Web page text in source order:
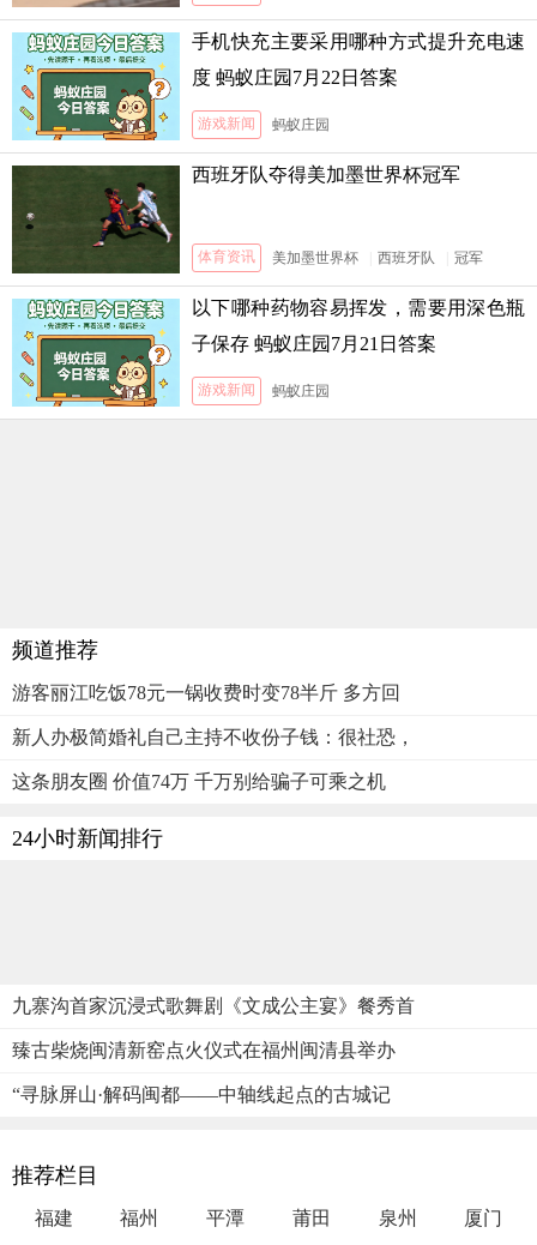
手机快充主要采用哪种方式提升充电速
度 蚂蚁庄园7月22日答案
游戏新闻 蚂蚁庄园
西班牙队夺得美加墨世界杯冠军
体育资讯 美加墨世界杯 西班牙队 冠军
以下哪种药物容易挥发，需要用深色瓶
子保存 蚂蚁庄园7月21日答案
游戏新闻 蚂蚁庄园
频道推荐
游客丽江吃饭78元一锅收费时变78半斤 多方回
新人办极简婚礼自己主持不收份子钱：很社恐，
这条朋友圈 价值74万 千万别给骗子可乘之机
24小时新闻排行
九寨沟首家沉浸式歌舞剧《文成公主宴》餐秀首
臻古柴烧闽清新窑点火仪式在福州闽清县举办
“寻脉屏山·解码闽都——中轴线起点的古城记
推荐栏目
福建 福州 平潭 莆田 泉州 厦门